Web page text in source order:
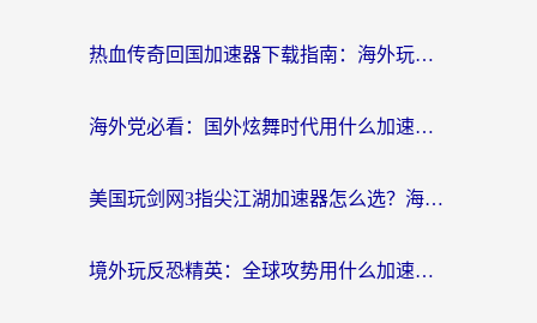
热血传奇回国加速器下载指南：海外玩家如何流畅砍怪不卡顿？
海外党必看：国外炫舞时代用什么加速器比较好？解决延迟卡顿的终极方案
美国玩剑网3指尖江湖加速器怎么选？海外党亲测避坑指南
境外玩反恐精英：全球攻势用什么加速器？2026海外玩家亲测实用指南